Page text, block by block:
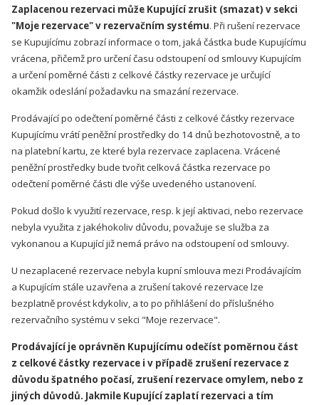
Zaplacenou rezervaci může Kupující zrušit (smazat) v sekci
"Moje rezervace" v rezervačním systému. Při rušení rezervace
se Kupujícímu zobrazí informace o tom, jaká částka bude Kupujícímu
vrácena, přičemž pro určení času odstoupení od smlouvy Kupujícím
a určení poměrné části z celkové částky rezervace je určující
okamžik odeslání požadavku na smazání rezervace.
Prodávající po odečtení poměrné části z celkové částky rezervace
Kupujícímu vrátí peněžní prostředky do 14 dnů bezhotovostně, a to
na platební kartu, ze které byla rezervace zaplacena. Vrácené
peněžní prostředky bude tvořit celková částka rezervace po
odečtení poměrné části dle výše uvedeného ustanovení.
Pokud došlo k využití rezervace, resp. k její aktivaci, nebo rezervace
nebyla využita z jakéhokoliv důvodu, považuje se služba za
vykonanou a Kupující již nemá právo na odstoupení od smlouvy.
U nezaplacené rezervace nebyla kupní smlouva mezi Prodávajícím
a Kupujícím stále uzavřena a zrušení takové rezervace lze
bezplatně provést kdykoliv, a to po přihlášení do příslušného
rezervačního systému v sekci "Moje rezervace".
Prodávající je oprávněn Kupujícímu odečíst poměrnou část
z celkové částky rezervace i v případě zrušení rezervace z
důvodu špatného počasí, zrušení rezervace omylem, nebo z
jiných důvodů. Jakmile Kupující zaplatí rezervaci a tím